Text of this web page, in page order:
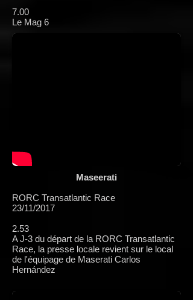
7.00
Le Mag 6
Maseerati
RORC Transatlantic Race
23/11/2017
2.53
A J-3 du départ de la RORC Transatlantic
Race, la presse locale revient sur le local
de l'équipage de Maserati Carlos
Hernández